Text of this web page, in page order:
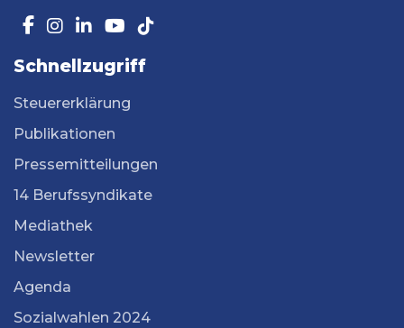
Schnellzugriff
Steuererklärung
Publikationen
Pressemitteilungen
14 Berufssyndikate
Mediathek
Newsletter
Agenda
Sozialwahlen 2024